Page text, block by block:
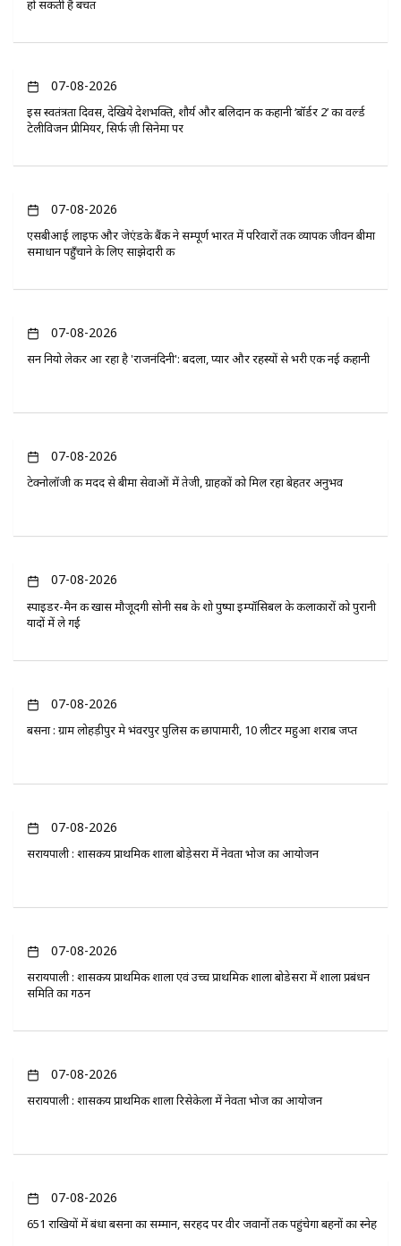
हो सकती है बचत
07-08-2026
इस स्वतंत्रता दिवस, देखिये देशभक्ति, शौर्य और बलिदान की कहानी ‘बॉर्डर 2’ का वर्ल्ड
टेलीविजन प्रीमियर, सिर्फ ज़ी सिनेमा पर
07-08-2026
एसबीआई लाइफ और जेएंडके बैंक ने सम्पूर्ण भारत में परिवारों तक व्यापक जीवन बीमा
समाधान पहुँचाने के लिए साझेदारी की
07-08-2026
सन नियो लेकर आ रहा है 'राजनंदिनी': बदला, प्यार और रहस्यों से भरी एक नई कहानी
07-08-2026
टेक्नोलॉजी की मदद से बीमा सेवाओं में तेजी, ग्राहकों को मिल रहा बेहतर अनुभव
07-08-2026
स्पाइडर-मैन की खास मौजूदगी सोनी सब के शो पुष्पा इम्पॉसिबल के कलाकारों को पुरानी
यादों में ले गई
07-08-2026
बसना : ग्राम लोहड़ीपुर मे भंवरपुर पुलिस की छापामारी, 10 लीटर महुआ शराब जप्त
07-08-2026
सरायपाली : शासकीय प्राथमिक शाला बोड़ेसरा में नेवता भोज का आयोजन
07-08-2026
सरायपाली : शासकीय प्राथमिक शाला एवं उच्च प्राथमिक शाला बोडेसरा में शाला प्रबंधन
समिति का गठन
07-08-2026
सरायपाली : शासकीय प्राथमिक शाला रिसेकेला में नेवता भोज का आयोजन
07-08-2026
651 राखियों में बंधा बसना का सम्मान, सरहद पर वीर जवानों तक पहुंचेगा बहनों का स्नेह